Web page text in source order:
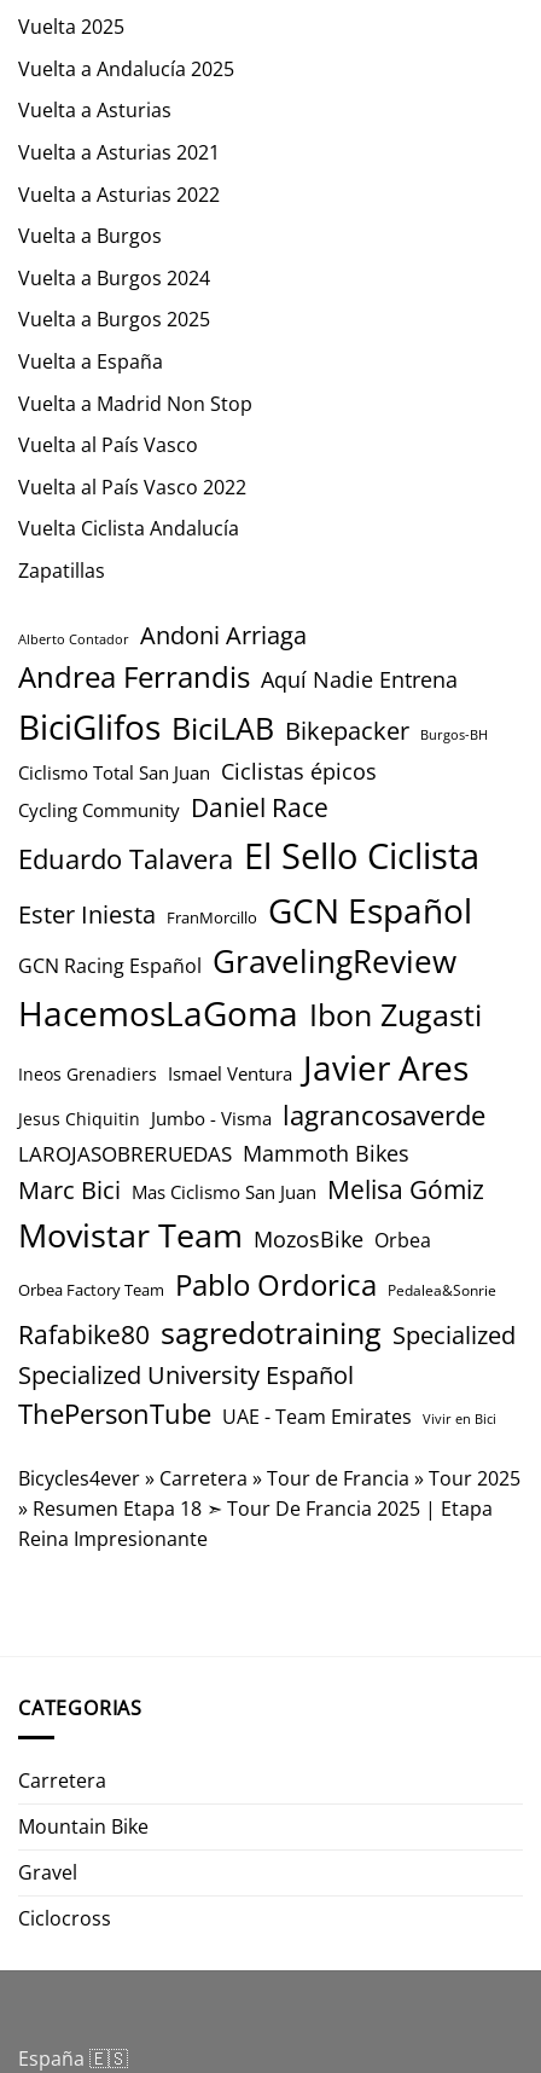
Vuelta 2025
Vuelta a Andalucía 2025
Vuelta a Asturias
Vuelta a Asturias 2021
Vuelta a Asturias 2022
Vuelta a Burgos
Vuelta a Burgos 2024
Vuelta a Burgos 2025
Vuelta a España
Vuelta a Madrid Non Stop
Vuelta al País Vasco
Vuelta al País Vasco 2022
Vuelta Ciclista Andalucía
Zapatillas
Alberto Contador Andoni Arriaga
Andrea Ferrandis Aquí Nadie Entrena
BiciGlifos BiciLAB Bikepacker Burgos-BH
Ciclismo Total San Juan Ciclistas épicos
Cycling Community Daniel Race
Eduardo Talavera El Sello Ciclista
Ester Iniesta FranMorcillo GCN Español
GCN Racing Español GravelingReview
HacemosLaGoma Ibon Zugasti
Ineos Grenadiers Ismael Ventura Javier Ares
Jesus Chiquitin Jumbo - Visma lagrancosaverde
LAROJASOBRERUEDAS Mammoth Bikes
Marc Bici Mas Ciclismo San Juan Melisa Gómiz
Movistar Team MozosBike Orbea
Orbea Factory Team Pablo Ordorica Pedalea&Sonrie
Rafabike80 sagredotraining Specialized
Specialized University Español
ThePersonTube UAE - Team Emirates Vivir en Bici
Bicycles4ever» Carretera »Tour de Francia »Tour 2025
» Resumen Etapa 18 ➣ Tour De Francia 2025 | Etapa
Reina Impresionante
CATEGORIAS
Carretera
Mountain Bike
Gravel
Ciclocross
España 🇪🇸